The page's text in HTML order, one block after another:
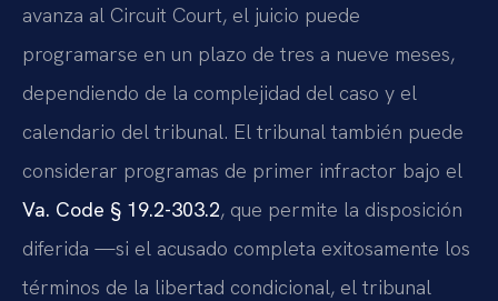
avanza al Circuit Court, el juicio puede
programarse en un plazo de tres a nueve meses,
dependiendo de la complejidad del caso y el
calendario del tribunal. El tribunal también puede
considerar programas de primer infractor bajo el
Va. Code § 19.2-303.2, que permite la disposición
diferida —si el acusado completa exitosamente los
términos de la libertad condicional, el tribunal